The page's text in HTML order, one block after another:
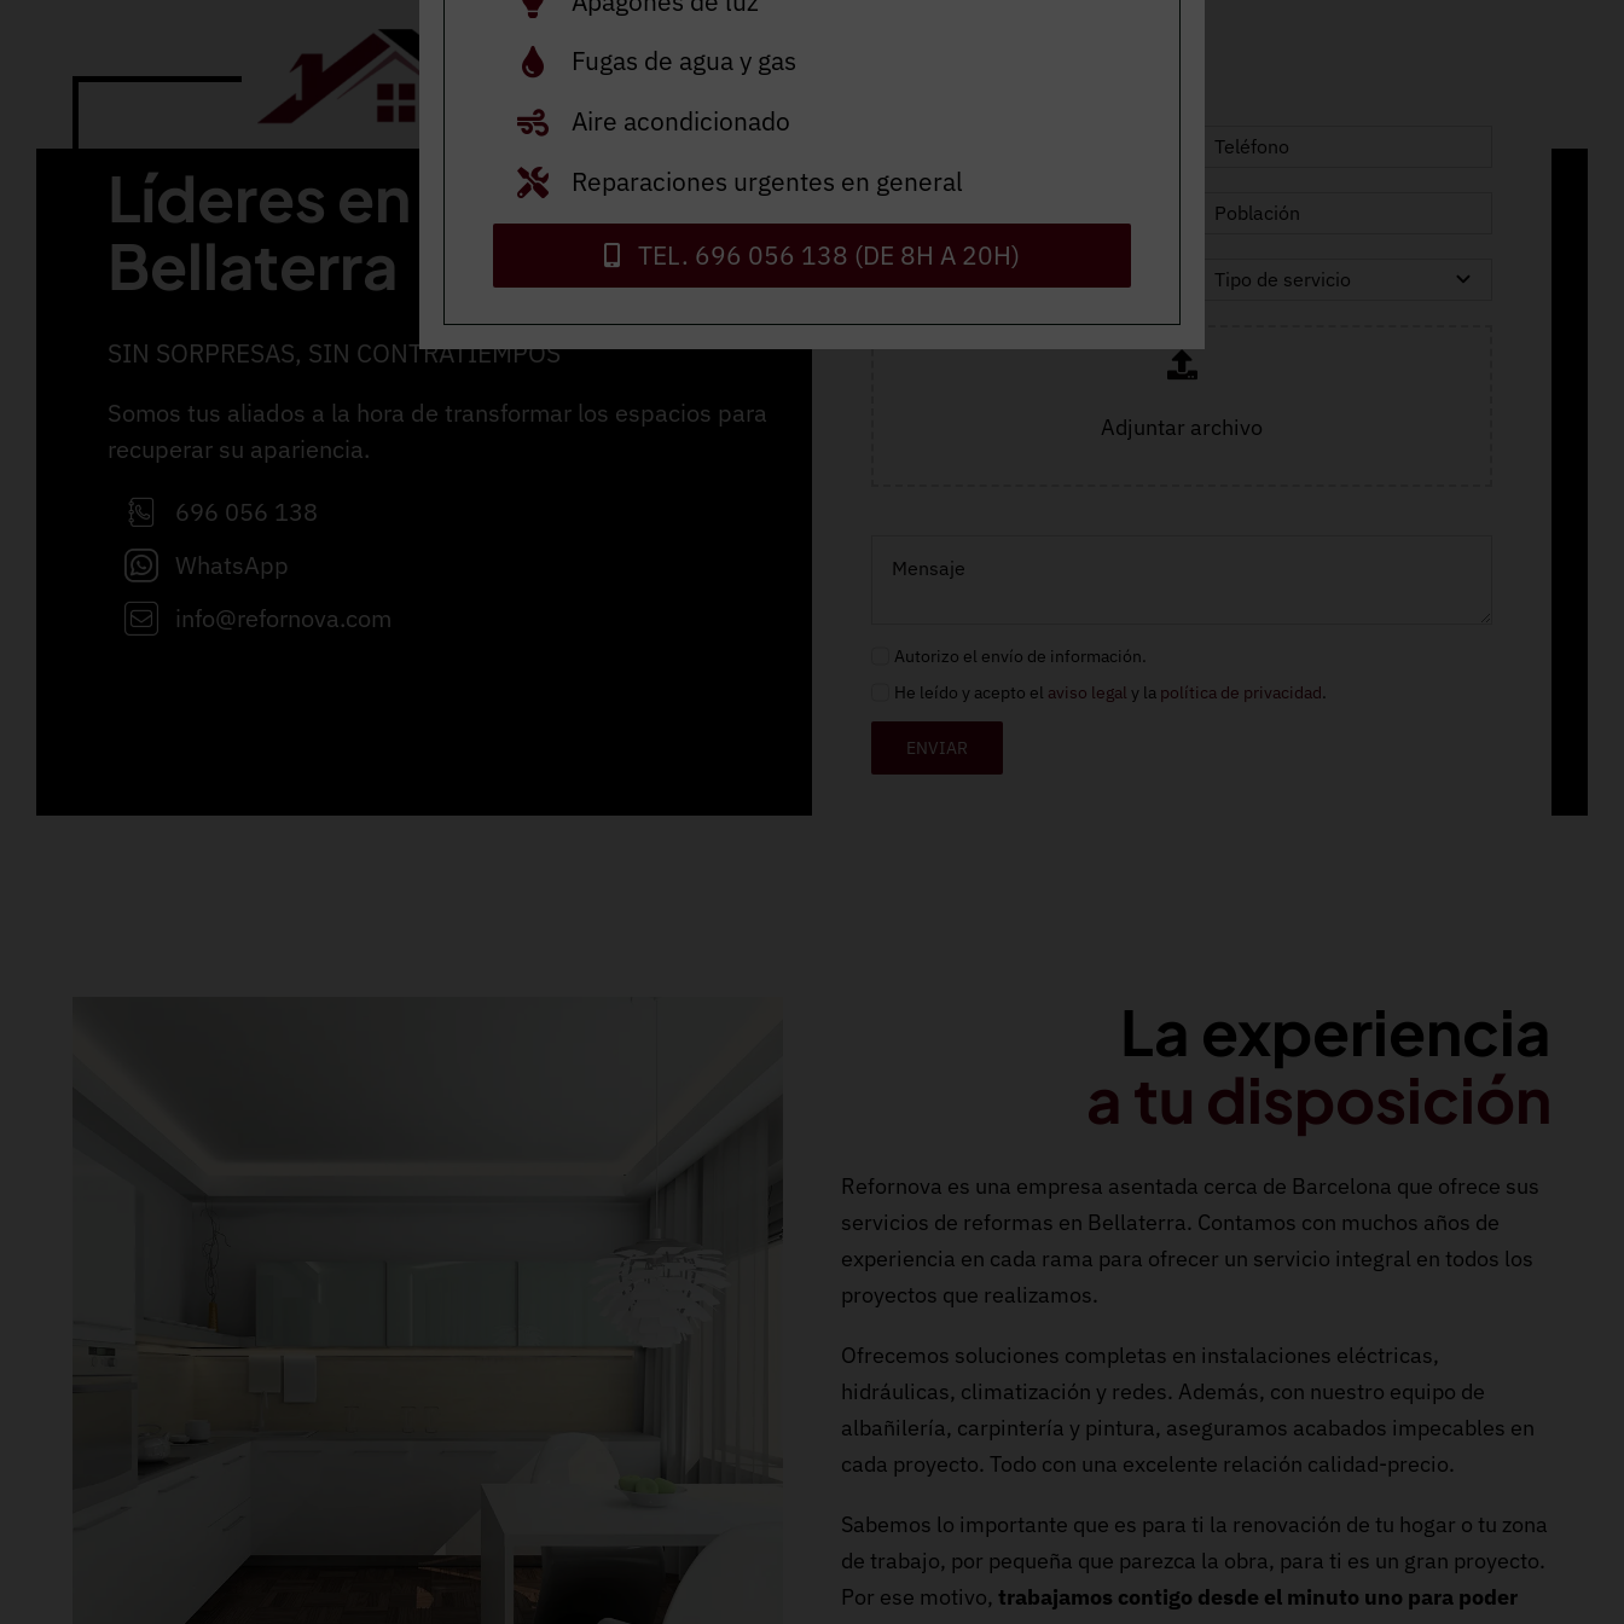
Líderes en reformas
Bellaterra
SIN SORPRESAS, SIN CONTRATIEMPOS
Somos tus aliados a la hora de transformar los espacios para
recuperar su apariencia.
696 056 138
WhatsApp
info@refornova.com
Adjuntar archivo
Autorizo el envío de información.
He leído y acepto el aviso legal y la política de privacidad.
ENVIAR
La experiencia
a tu disposición
Refornova es una empresa asentada cerca de Barcelona que ofrece sus
servicios de reformas en Bellaterra. Contamos con muchos años de
experiencia en cada rama para ofrecer un servicio integral en todos los
proyectos que realizamos.
Ofrecemos soluciones completas en instalaciones eléctricas,
hidráulicas, climatización y redes. Además, con nuestro equipo de
albañilería, carpintería y pintura, aseguramos acabados impecables en
cada proyecto. Todo con una excelente relación calidad-precio.
Sabemos lo importante que es para ti la renovación de tu hogar o tu zona
de trabajo, por pequeña que parezca la obra, para ti es un gran proyecto.
Por ese motivo,trabajamos contigo desde el minuto uno para poder
Fugas de agua y gas
Aire acondicionado
Reparaciones urgentes en general
TEL. 696 056 138 (DE 8H A 20H)